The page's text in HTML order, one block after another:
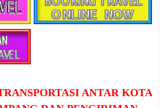
ANTAR KOTA